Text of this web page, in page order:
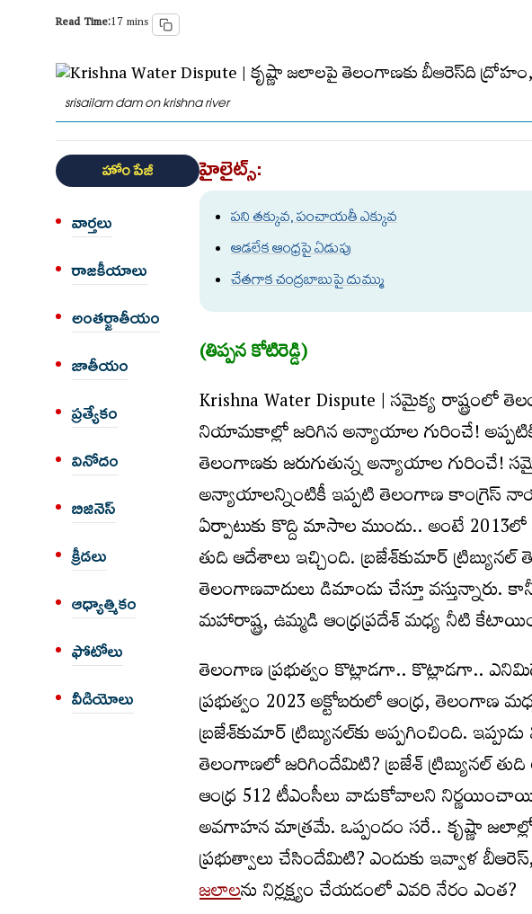
Read Time:17 mins
srisailam dam on krishna river
హోం పేజీ
వార్త‌లు
రాజకీయాలు
అంత‌ర్జాతీయం
జాతీయం
ప్రత్యేకం
వినోదం
బిజినెస్
క్రీడలు
ఆధ్యాత్మికం
ఫోటోలు
వీడియోలు
హైలైట్స్:
పని తక్కువ, పంచాయతీ ఎక్కువ
ఆడలేక ఆంధ్రపై ఏడుపు
చేతగాక చంద్రబాబుపై దుమ్ము
(తిప్పన కోటిరెడ్డి)
Krishna Water Dispute | సమైక్య రాష్ట్రంలో
నియామకాల్లో జరిగిన అన్యాయాల గురించే! అప్పటికి
తెలంగాణకు జరుగుతున్న అన్యాయాల గురించే!
అన్యాయాలన్నింటికీ ఇప్పటి తెలంగాణ కాంగ్రెస్‌
ఏర్పాటుకు కొద్ది మాసాల ముందు.. అంటే 2013లో
తుది ఆదేశాలు ఇచ్చింది. బ్రజేశ్‌కుమార్‌
తెలంగాణవాదులు డిమాండు చేస్తూ వస్తున్నారు.
మహారాష్ట్ర, ఉమ్మడి ఆంధ్రప్రదేశ్‌ మధ్య నీటి
తెలంగాణ ప్రభుత్వం కొట్లాడగా.. కొట్లాడగా..
ప్రభుత్వం 2023 అక్టోబరులో ఆంధ్ర,
బ్రజేశ్‌కుమార్‌ ట్రిబ్యునల్‌కు అప్పగించింది.
తెలంగాణలో జరిగిందేమిటి? బ్రజేశ్‌ ట్రిబ్యునల్‌
ఆంధ్ర 512 టీఎంసీలు వాడుకోవాలని
అవగాహన మాత్రమే. ఒప్పందం సరే.. కృష్ణా
ప్రభుత్వాలు చేసిందేమిటి? ఎందుకు ఇవ్వాళ
జలాలను నిర్లక్ష్యం చేయడంలో ఎవరి నేరం ఎంత?